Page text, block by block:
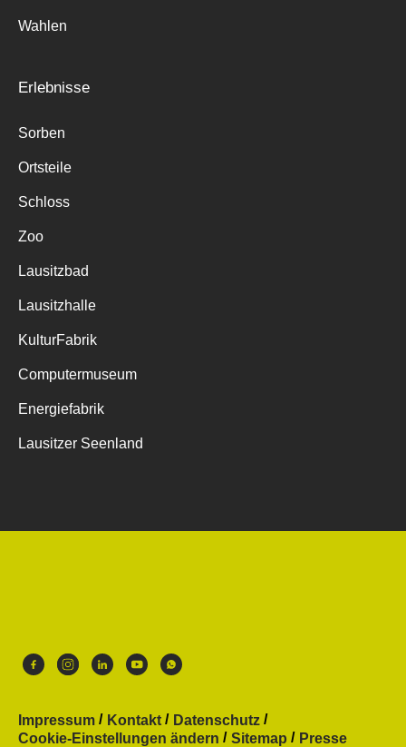
Wahlen
Erlebnisse
Sorben
Ortsteile
Schloss
Zoo
Lausitzbad
Lausitzhalle
KulturFabrik
Computermuseum
Energiefabrik
Lausitzer Seenland
Impressum Kontakt
Datenschutz
Cookie-Einstellungen ändern
Sitemap Presse